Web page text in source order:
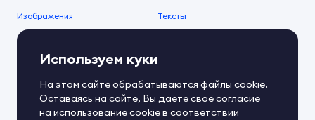
Изображения Тексты
О компании
О сервисе
Документы IPEX Справочный центр
Контакты Обратная связь
Используем куки
На этом сайте обрабатываются файлы cookie.
Оставаясь на сайте, Вы даёте своё согласие
на использование cookie в соответствии